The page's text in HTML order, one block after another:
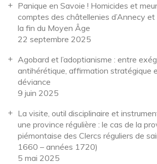
Panique en Savoie ! Homicides et
comptes des châtellenies d’Annecy
la fin du Moyen Âge
22 septembre 2025
Agobard et l’adoptianisme : entre
antihérétique, affirmation stratégique
déviance
9 juin 2025
La visite, outil disciplinaire et
une province régulière : le cas de la
piémontaise des Clercs réguliers de
1660 – années 1720)
5 mai 2025